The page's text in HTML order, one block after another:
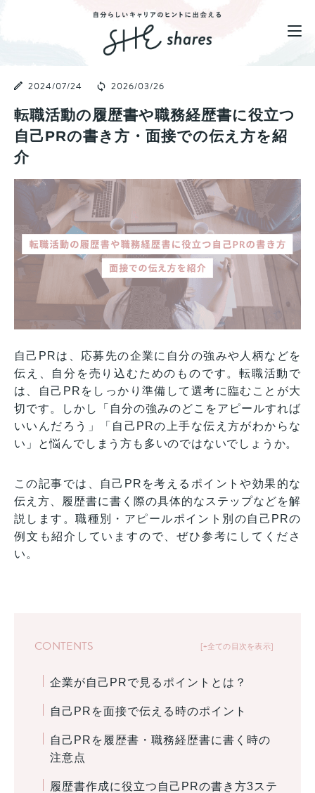
2024/07/24 2026/03/26
転職活動の履歴書や職務経歴書に役立つ
自己PRの書き方・面接での伝え方を紹
介
自己PRは、応募先の企業に自分の強みや人柄などを
伝え、自分を売り込むためのものです。転職活動で
は、自己PRをしっかり準備して選考に臨むことが大
切です。しかし「自分の強みのどこをアピールすれば
いいんだろう」「自己PRの上手な伝え方がわからな
い」と悩んでしまう方も多いのではないでしょうか。
この記事では、自己PRを考えるポイントや効果的な
伝え方、履歴書に書く際の具体的なステップなどを解
説します。職種別・アピールポイント別の自己PRの
例文も紹介していますので、ぜひ参考にしてくださ
い。
+全ての目次を表示
CONTENTS
企業が自己PRで見るポイントとは？
自己PRを面接で伝える時のポイント
自己PRを履歴書・職務経歴書に書く時の
注意点
履歴書作成に役立つ自己PRの書き方3ステ